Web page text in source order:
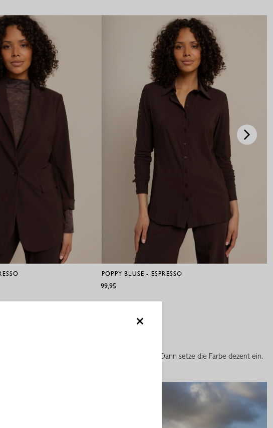
POPPY BLUSE - ESPRESSO
€99,95
in einer kräftigen Farbe etwas zu auffällig? Dann setze die Farbe dezent ein.
×